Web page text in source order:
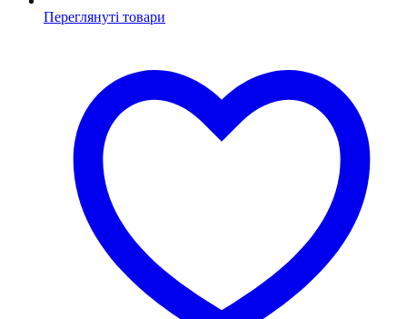
Переглянуті товари